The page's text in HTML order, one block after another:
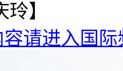
玲】
请进入国际